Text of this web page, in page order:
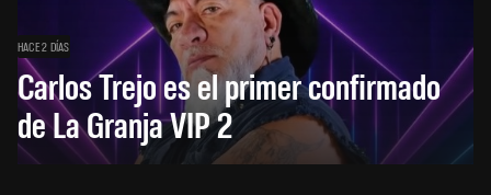
HACE 2 DÍAS
Carlos Trejo es el primer confirmado
de La Granja VIP 2